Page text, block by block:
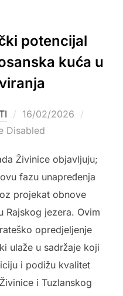
potencijal
kuća u
Posted
on
16/02/2026
Disabled
Živinice objavljuju;
fazu unapređenja
projekat obnove
Rajskog jezera. Ovim
opredjeljenje
ulaže u sadržaje koji
i podižu kvalitet
i Tuzlanskog